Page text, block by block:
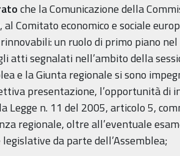
che la Comunicazione della
al Comitato economico e sociale
un ruolo di primo piano
atti segnalati nell’ambito della
e la Giunta regionale si sono
presentazione, l’opportunità di
Legge n. 11 del 2005, articolo 5,
regionale, oltre all’eventuale
da parte dell’Assemblea;